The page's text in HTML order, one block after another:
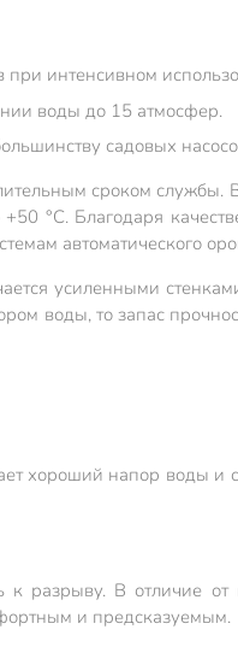
при интенсивном
воды до 15 атмосфер.
садовых
сроком службы.
°C. Благодаря
автоматического
усиленными
воды, то запас
хороший напор воды и
к разрыву. В отличие
и предсказуемым.